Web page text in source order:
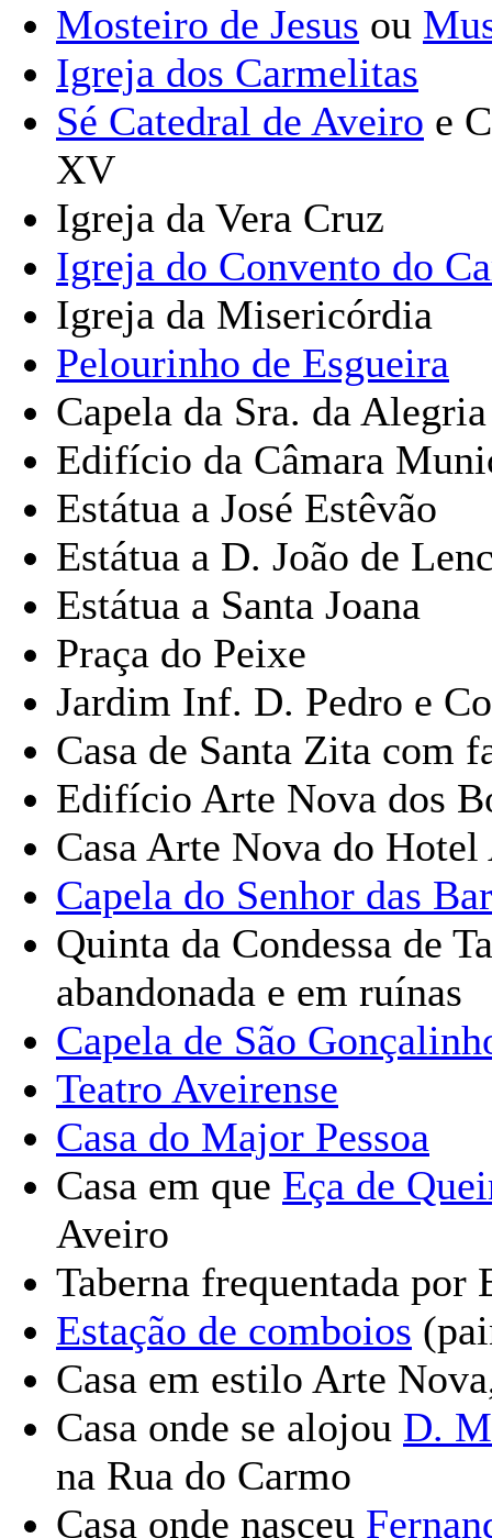
Mosteiro de Jesus ou
Igreja dos Carmelitas
Sé Catedral de Aveiro e
XV
Igreja da Vera Cruz
Igreja do Convento do
Igreja da Misericórdia
Pelourinho de Esgueira
Capela da Sra. da Alegria
Edifício da Câmara
Estátua a José Estêvão
Estátua a D. João de
Estátua a Santa Joana
Praça do Peixe
Jardim Inf. D. Pedro e
Casa de Santa Zita com
Edifício Arte Nova dos
Casa Arte Nova do
Capela do Senhor das
Quinta da Condessa de
abandonada e em ruínas
Capela de São
Teatro Aveirense
Casa do Major Pessoa
Casa em que Eça de
Aveiro
Taberna frequentada por
Estação de comboios
Casa em estilo Arte
Casa onde se alojou D.
na Rua do Carmo
Casa onde nasceu